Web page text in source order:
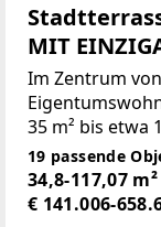
MIT
Im Zentrum
35 m² bis etwa
Peuerbach"
erstrecken sich
bieten einen
19 passende
34,8-117,07 m²
€ 141.006-